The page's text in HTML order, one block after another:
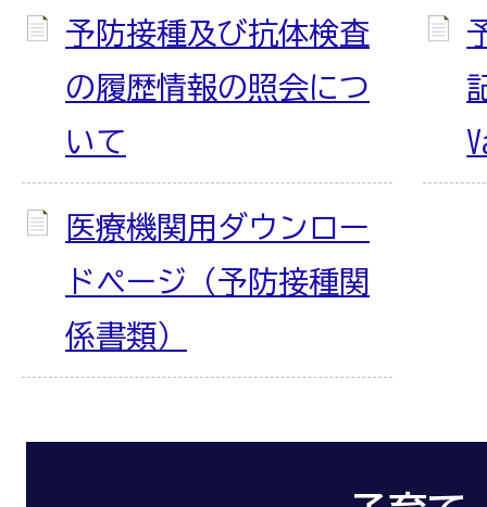
予防接種及び抗体検査
の履歴情報の照会につ
いて
医療機関用ダウンロー
ドページ（予防接種関
係書類）